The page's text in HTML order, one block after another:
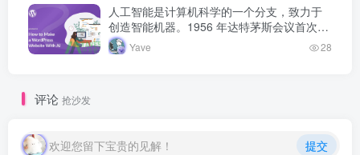
人工智能是计算机科学的一个分支，致力于
创造智能机器。1956 年达特茅斯会议首次提
出人工智能概念，此后经历多次发展高潮和
低谷，如今深度学习技术将 AI 推…
Yave 28
评论 抢沙发
欢迎您留下宝贵的见解！ 提交